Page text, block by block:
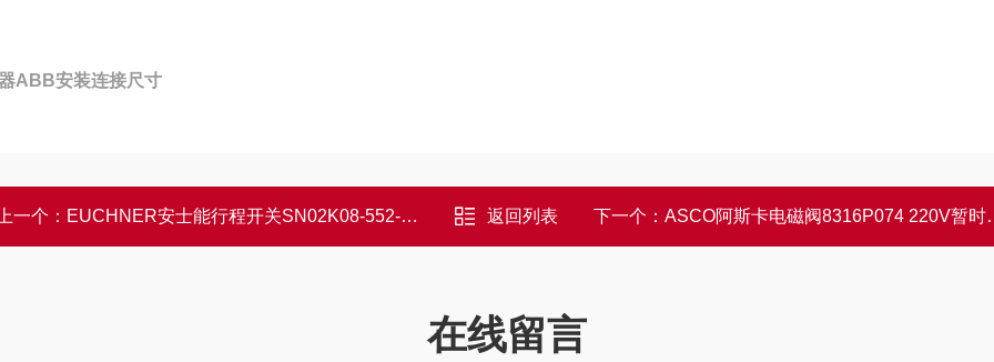
ABB安装连接尺寸
一个： EUCHNER安士能行程开关SN02K08-552-M功能 返回列表 下一个： ASCO阿斯卡电磁阀8316P074 220V暂时有货
在线留言